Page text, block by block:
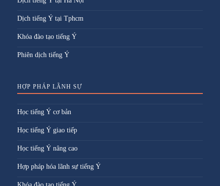
Dịch tiếng Ý tại Tphcm
Khóa đào tạo tiếng Ý
Phiên dịch tiếng Ý
HỢP PHÁP LÃNH SỰ
Học tiếng Ý cơ bản
Học tiếng Ý giao tiếp
Học tiếng Ý nâng cao
Hợp pháp hóa lãnh sự tiếng Ý